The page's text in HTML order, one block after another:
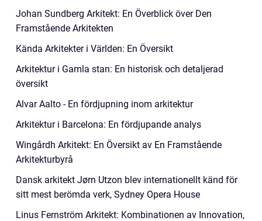
Johan Sundberg Arkitekt: En Överblick över Den
Framstående Arkitekten
Kända Arkitekter i Världen: En Översikt
Arkitektur i Gamla stan: En historisk och detaljerad
översikt
Alvar Aalto - En fördjupning inom arkitektur
Arkitektur i Barcelona: En fördjupande analys
Wingårdh Arkitekt: En Översikt av En Framstående
Arkitekturbyrå
Dansk arkitekt Jørn Utzon blev internationellt känd för
sitt mest berömda verk, Sydney Opera House
Linus Fernström Arkitekt: Kombinationen av Innovation,